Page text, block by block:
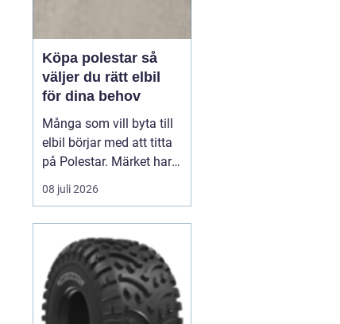
Köpa polestar så
väljer du rätt elbil
för dina behov
Många som vill byta till
elbil börjar med att titta
på Polestar. Märket har
blivit en symbol för
modern, elektrisk körning
hållbarhet går hand i
hand. Men hur vet du om
en Polestar passar dig,
och vilken modell som är
rätt val?...
08 juli 2026